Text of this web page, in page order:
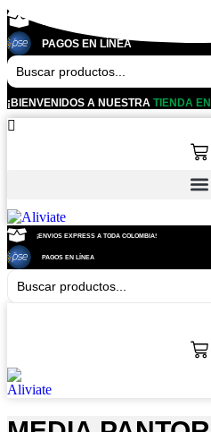
Ir
al
contenidoPAGOS EN LÍNEA
¡BIENVENIDOS A NUESTRA TIENDA
¡ENVIOS EXPRESS A TODA COLOMBIA!
PAGOS EN LÍNEA